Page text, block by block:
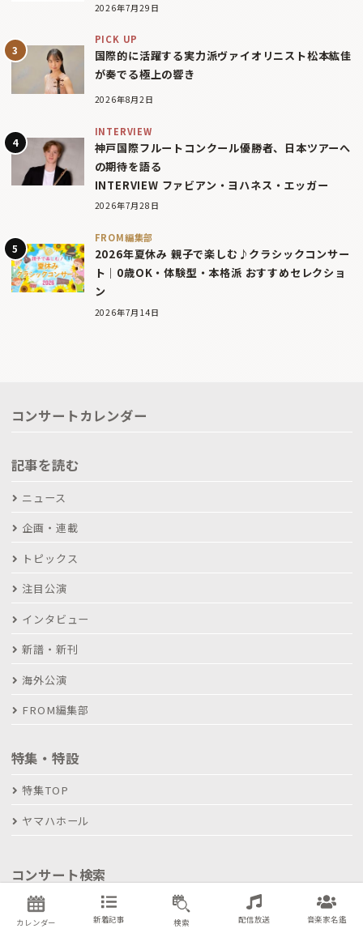
2026年7月29日
PICK UP
国際的に活躍する実力派ヴァイオリニスト松本紘佳
が奏でる極上の響き
2026年8月2日
INTERVIEW
神戸国際フルートコンクール優勝者、日本ツアーへ
の期待を語る
INTERVIEW ファビアン・ヨハネス・エッガー
2026年7月28日
FROM編集部
2026年夏休み 親子で楽しむ♪クラシックコンサー
ト｜0歳OK・体験型・本格派 おすすめセレクショ
ン
2026年7月14日
コンサートカレンダー
記事を読む
ニュース
企画・連載
トピックス
注目公演
インタビュー
新譜・新刊
海外公演
FROM編集部
特集・特設
特集TOP
ヤマハホール
コンサート検索
おうちで観る・聴く
カレンダー 新着記事 検索 配信放送 音楽家名鑑